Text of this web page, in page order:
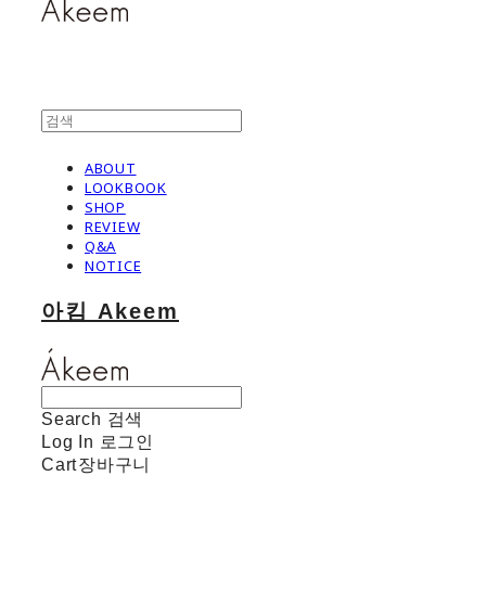
ABOUT
LOOKBOOK
SHOP
REVIEW
Q&A
NOTICE
아킴 Akeem
Search 검색
Log In 로그인
Cart장바구니